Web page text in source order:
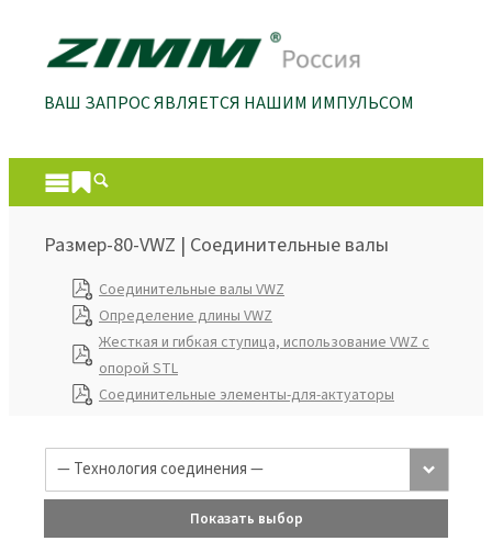
ВАШ ЗАПРОС ЯВЛЯЕТСЯ НАШИМ ИМПУЛЬСОМ
Размер-80-VWZ | Соединительные валы
Соединительные валы VWZ
Определение длины VWZ
Жесткая и гибкая ступица, использование VWZ с
опорой STL
Соединительные элементы-для-актуаторы
Показать выбор